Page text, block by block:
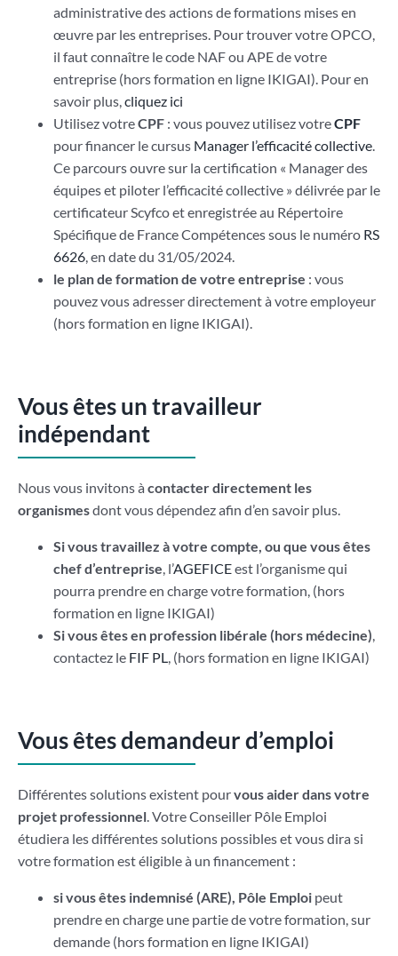
administrative des actions de formations mises en
œuvre par les entreprises. Pour trouver votre OPCO,
il faut connaître le code NAF ou APE de votre
entreprise (hors formation en ligne IKIGAI). Pour en
savoir plus,cliquez ici
Utilisez votreCPF: vous pouvez utilisez votreCPF
pour financer le cursus Manager l’efficacité collective.
Ce parcours ouvre sur la certification « Manager des
équipes et piloter l’efficacité collective » délivrée par le
certificateur Scyfco et enregistrée au Répertoire
Spécifique de France Compétences sous le numéro RS
6626, en date du 31/05/2024.
le plan de formation de votre entreprise : vous
pouvez vous adresser directement à votre employeur
(hors formation en ligne IKIGAI).
Vous êtes un travailleur
indépendant
Nous vous invitons à contacter directement les
organismesdont vous dépendez afin d’en savoir plus.
Si vous travaillez à votre compte, ou que vous êtes
chef d’entreprise, l’AGEFICEest l’organisme qui
pourra prendre en charge votre formation, (hors
formation en ligne IKIGAI)
Si vous êtes en profession libérale (hors médecine),
contactez le FIF PL, (hors formation en ligne IKIGAI)
Vous êtes demandeur d’emploi
Différentes solutions existent pourvous aider dans votre
projet professionnel. Votre Conseiller Pôle Emploi
étudiera les différentes solutions possibles et vous dira si
votre formation est éligible à un financement :
si vous êtes indemnisé (ARE), Pôle Emploipeut
prendre en charge une partie de votre formation, sur
demande (hors formation en ligne IKIGAI)